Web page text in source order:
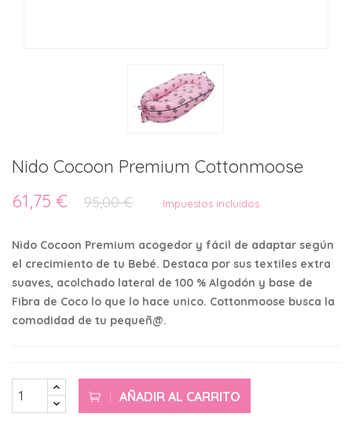
Nido Cocoon Premium Cottonmoose
61,75 €
95,00 € Impuestos incluidos
Nido Cocoon Premium acogedor y fácil de adaptar según
el crecimiento de tu Bebé. Destaca por sus textiles extra
suaves, acolchado lateral de 100 % Algodón y base de
Fibra de Coco lo que lo hace unico. Cottonmoose busca la
comodidad de tu pequeñ@.
AÑADIR AL CARRITO